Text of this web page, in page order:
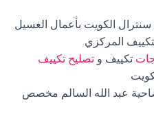
الكويت بأعمال الغسيل
المركزي.
تكييف و تصليح تكييف
عبد الله السالم مخصص